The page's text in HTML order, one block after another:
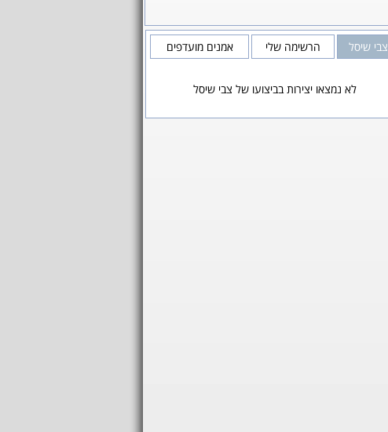
צבי שיסל הרשימה שלי אמנים מועדפים
לא נמצאו יצירות בביצועו של צבי שיסל